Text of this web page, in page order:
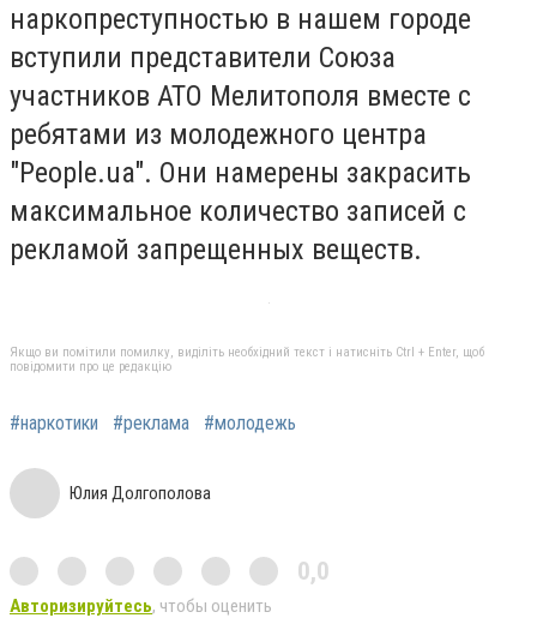
наркопреступностью в нашем городе
вступили представители Союза
участников АТО Мелитополя вместе с
ребятами из молодежного центра
"People.ua". Они намерены закрасить
максимальное количество записей с
рекламой запрещенных веществ.
Якщо ви помітили помилку, виділіть необхідний текст і натисніть Ctrl + Enter, щоб
повідомити про це редакцію
#наркотики #реклама #молодежь
Юлия Долгополова
0,0
Авторизируйтесь, чтобы оценить